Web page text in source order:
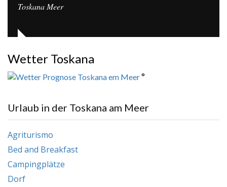
Toskana Meer
Wetter Toskana
°
Urlaub in der Toskana am Meer
Agriturismo
Bed and Breakfast
Campingplätze
Dorf